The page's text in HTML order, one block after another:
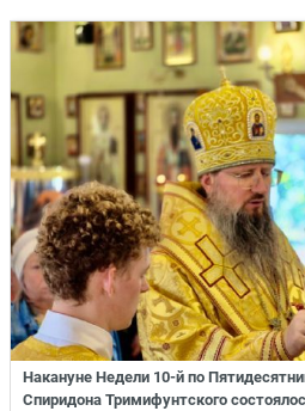
Накануне Недели 10-й по
Спиридона Тримифунтского